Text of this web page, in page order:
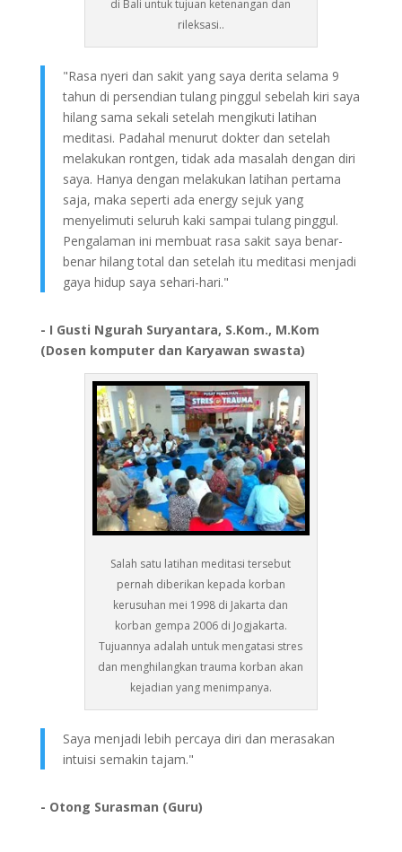
di Bali untuk tujuan ketenangan dan
rileksasi..
"Rasa nyeri dan sakit yang saya derita selama 9
tahun di persendian tulang pinggul sebelah kiri saya
hilang sama sekali setelah mengikuti latihan
meditasi. Padahal menurut dokter dan setelah
melakukan rontgen, tidak ada masalah dengan diri
saya. Hanya dengan melakukan latihan pertama
saja, maka seperti ada energy sejuk yang
menyelimuti seluruh kaki sampai tulang pinggul.
Pengalaman ini membuat rasa sakit saya benar-
benar hilang total dan setelah itu meditasi menjadi
gaya hidup saya sehari-hari."
- I Gusti Ngurah Suryantara, S.Kom., M.Kom
(Dosen komputer dan Karyawan swasta)
Salah satu latihan meditasi tersebut
pernah diberikan kepada korban
kerusuhan mei 1998 di Jakarta dan
korban gempa 2006 di Jogjakarta.
Tujuannya adalah untuk mengatasi stres
dan menghilangkan trauma korban akan
kejadian yang menimpanya.
Saya menjadi lebih percaya diri dan merasakan
intuisi semakin tajam."
- Otong Surasman (Guru)